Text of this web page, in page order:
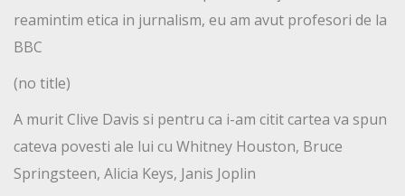
reamintim etica in jurnalism, eu am avut profesori de la
BBC
(no title)
A murit Clive Davis si pentru ca i-am citit cartea va spun
cateva povesti ale lui cu Whitney Houston, Bruce
Springsteen, Alicia Keys, Janis Joplin